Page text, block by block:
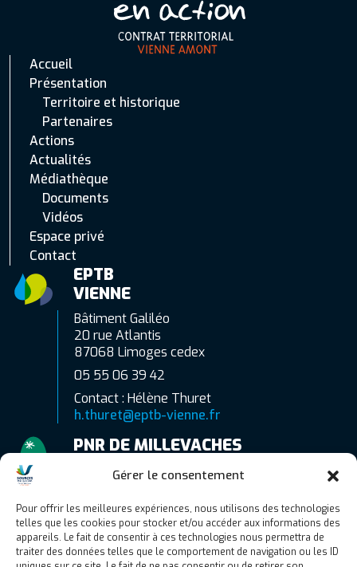
Gérer le consentement
Pour offrir les meilleures expériences, nous utilisons des technologies
telles que les cookies pour stocker et/ou accéder aux informations des
appareils. Le fait de consentir à ces technologies nous permettra de
traiter des données telles que le comportement de navigation ou les ID
Accueil
Présentation
Territoire et historique
Partenaires
Actions
Actualités
Médiathèque
Documents
Vidéos
Espace privé
Contact
EPTB
VIENNE
Bâtiment Galiléo
20 rue Atlantis
87068 Limoges cedex
05 55 06 39 42
Contact : Hélène Thuret
h.thuret@eptb-vienne.fr
PNR DE MILLEVACHES
19290 Millevaches
06 77 83 89 51
Contact : Camille Gaubert